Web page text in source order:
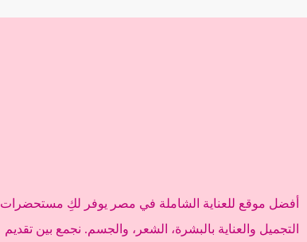
أفضل موقع للعناية الشاملة في مصر يوفر لكِ مستحضرات
التجميل والعناية بالبشرة، الشعر، والجسم. نجمع بين تقديم